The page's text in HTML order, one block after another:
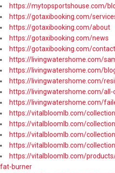
https://mytopsportshouse.com/
https://gotaxibooking.com/
https://gotaxibooking.com/about
https://gotaxibooking.com/news
https://gotaxibooking.com/contact
https://livingwatershome.com/
https://livingwatershome.com/
https://livingwatershome.com/
https://livingwatershome.com/all-
https://livingwatershome.com/
https://vitalbloomlb.com/
https://vitalbloomlb.com/
https://vitalbloomlb.com/
https://vitalbloomlb.com/
https://vitalbloomlb.com/
fat-burner